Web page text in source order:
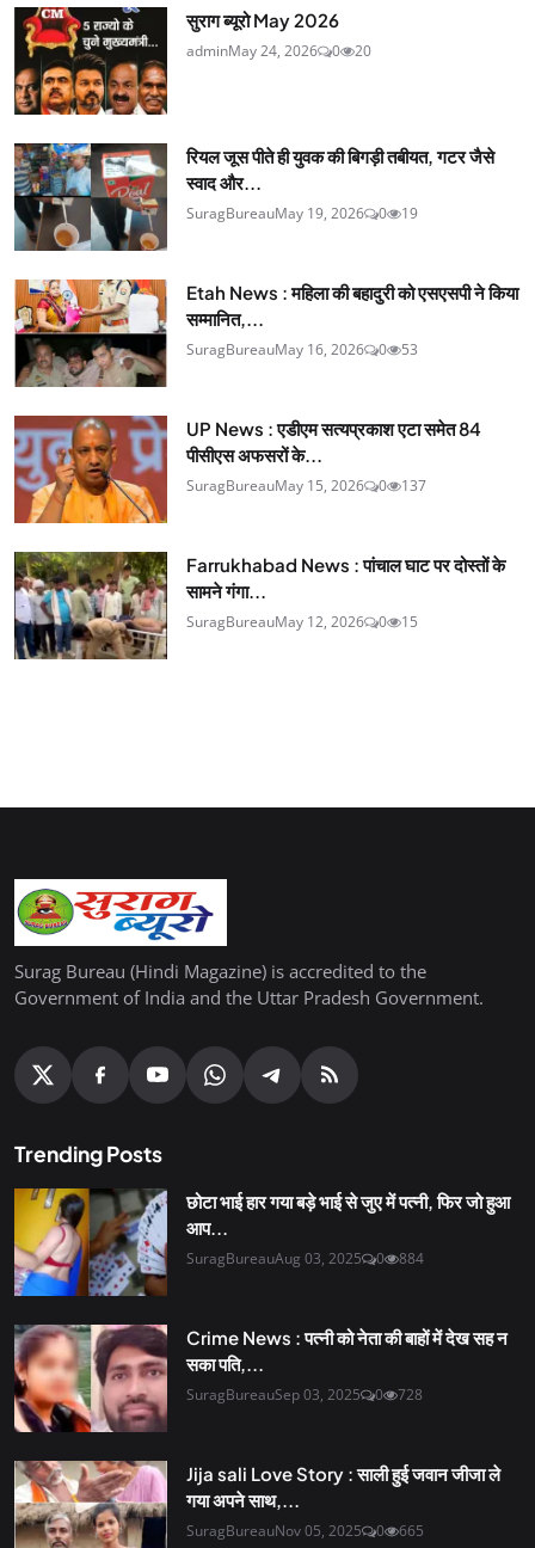
सुराग ब्यूरो May 2026
adminMay 24, 2026 0 20
रियल जूस पीते ही युवक की बिगड़ी तबीयत, गटर जैसे
स्वाद और...
SuragBureauMay 19, 2026 0 19
Etah News : महिला की बहादुरी को एसएसपी ने किया
सम्मानित,...
SuragBureauMay 16, 2026 0 53
UP News : एडीएम सत्यप्रकाश एटा समेत 84
पीसीएस अफसरों के...
SuragBureauMay 15, 2026 0 137
Farrukhabad News : पांचाल घाट पर दोस्तों के
सामने गंगा...
SuragBureauMay 12, 2026 0 15
Surag Bureau (Hindi Magazine) is accredited to the
Government of India and the Uttar Pradesh Government.
Trending Posts
छोटा भाई हार गया बड़े भाई से जुए में पत्नी, फिर जो हुआ
आप...
SuragBureauAug 03, 2025 0 884
Crime News : पत्नी को नेता की बाहों में देख सह न
सका पति,...
SuragBureauSep 03, 2025 0 728
Jija sali Love Story : साली हुई जवान जीजा ले
गया अपने साथ,...
SuragBureauNov 05, 2025 0 665